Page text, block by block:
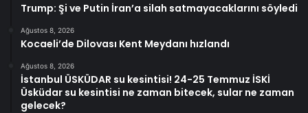
Trump: Şi ve Putin İran’a silah satmayacaklarını söyledi
Ağustos 8, 2026
Kocaeli’de Dilovası Kent Meydanı hızlandı
Ağustos 8, 2026
İstanbul ÜSKÜDAR su kesintisi! 24-25 Temmuz İSKİ
Üsküdar su kesintisi ne zaman bitecek, sular ne zaman
gelecek?